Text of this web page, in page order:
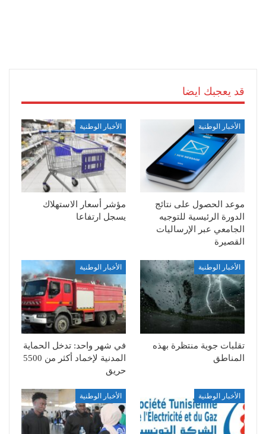
قد يعجبك ايضا
الأخبار الوطنية
موعد الحصول على نتائج
الدورة الرئيسية للتوجيه
الجامعي عبر الإرساليات
القصيرة
الأخبار الوطنية
مؤشر أسعار الاستهلاك
يسجل ارتفاعا
الأخبار الوطنية
تقلبات جوية منتظرة بهذه
المناطق
الأخبار الوطنية
في شهر واحد: تدخل الحماية
المدنية لإخماد أكثر من 5500
حريق
الأخبار الوطنية الأخبار الوطنية